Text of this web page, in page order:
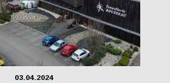
03.04.2024